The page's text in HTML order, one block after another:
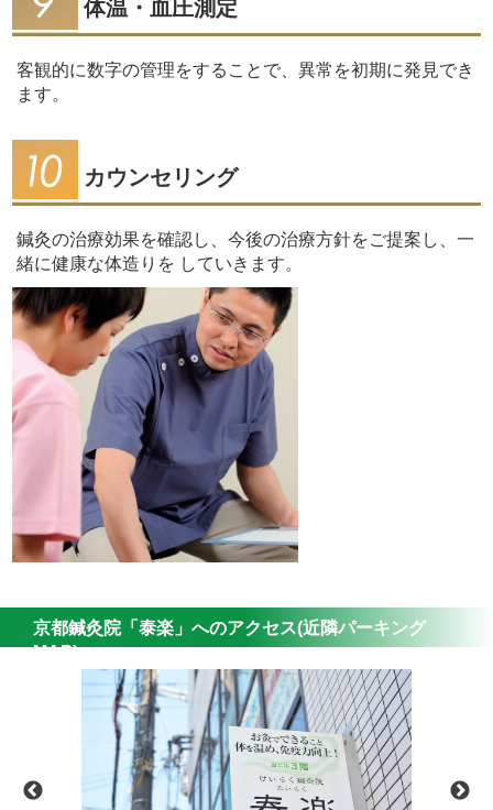
体温・血圧測定
客観的に数字の管理をすることで、異常を初期に発見でき
ます。
カウンセリング
鍼灸の治療効果を確認し、今後の治療方針をご提案し、一
緒に健康な体造りを していきます。
京都鍼灸院「泰楽」へのアクセス(近隣パーキング
MAP)